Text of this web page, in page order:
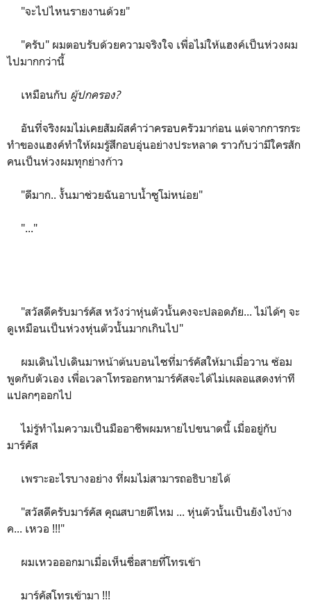
"จะไปไหนรายงานด้วย"
"ครับ" ผมตอบรับด้วยความจริงใจ เพื่อไม่ให้แฮงค์เป็นห่วงผม
ไปมากกว่านี้
เหมือนกับ ผู้ปกครอง?
อันที่จริงผมไม่เคยสัมผัสคำว่าครอบครัวมาก่อน แต่จากการกระ
ทำของแฮงค์ทำให้ผมรู้สึกอบอุ่นอย่างประหลาด ราวกับว่ามีใครสัก
คนเป็นห่วงผมทุกย่างก้าว
"ดีมาก.. งั้นมาช่วยฉันอาบน้ำซูโม่หน่อย"
"..."
"สวัสดีครับมาร์คัส หวังว่าหุ่นตัวนั้นคงจะปลอดภัย... ไม่ได้ๆ จะ
ดูเหมือนเป็นห่วงหุ่นตัวนั้นมากเกินไป"
ผมเดินไปเดินมาหน้าต้นบอนไซที่มาร์คัสให้มาเมื่อวาน ซ้อม
พูดกับตัวเอง เพื่อเวลาโทรออกหามาร์คัสจะได้ไม่เผลอแสดงท่าที
แปลกๆออกไป
ไม่รู้ทำไมความเป็นมืออาชีพผมหายไปขนาดนี้ เมื่ออยู่กับ
มาร์คัส
เพราะอะไรบางอย่าง ที่ผมไม่สามารถอธิบายได้
"สวัสดีครับมาร์คัส คุณสบายดีไหม ... หุ่นตัวนั้นเป็นยังไงบ้าง
ค... เหวอ !!!"
ผมเหวอออกมาเมื่อเห็นชื่อสายที่โทรเข้า
มาร์คัสโทรเข้ามา !!!